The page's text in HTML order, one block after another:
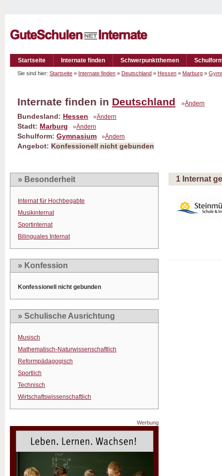
Startseite Internate finden Schwerpunktthemen
Sie sind hier: Startseite » Internate finden » Deutschland » Hessen » Marburg »
Internate finden in Deutschland »Ändern
Bundesland: Hessen »Ändern
Stadt: Marburg »Ändern
Schulform: Gymnasium »Ändern
Angebot: Konfessionell nicht gebunden
» Besonderheit
Internat für Hochbegabte
Musikinternat
Sportinternat
Bilinguales Internat
» Konfession
Konfessionell nicht gebunden
» Schulische Ausrichtung
Musisch
Mathematisch-Naturwissenschaftlich
Reformpädagogisch
Sportlich
Technisch
Wirtschaftswissenschaftlich
Werbung
1 Internat